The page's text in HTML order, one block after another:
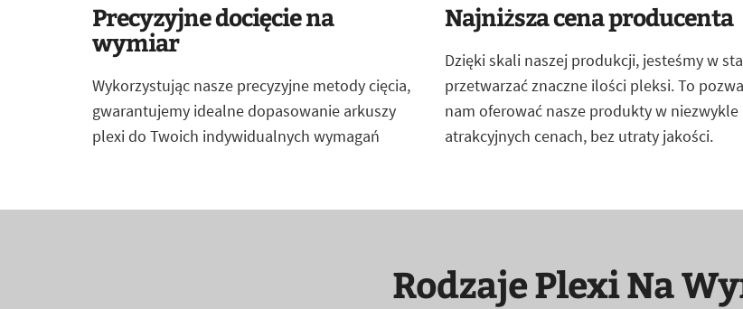
Precyzyjne docięcie na
wymiar
Wykorzystując nasze precyzyjne metody cięcia,
gwarantujemy idealne dopasowanie arkuszy
plexi do Twoich indywidualnych wymagań
Najniższa cena producenta
Dzięki skali naszej produkcji, jesteśmy w
przetwarzać znaczne ilości pleksi. To
nam oferować nasze produkty w niezwykle
atrakcyjnych cenach, bez utraty jakości.
Rodzaje Plexi Na